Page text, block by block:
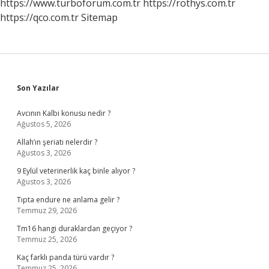
https://www.turboforum.com.tr https://rothys.com.tr
https://qco.com.trSitemap
Sidebar
Son Yazılar
Avcının Kalbi konusu nedir ?
Ağustos 5, 2026
Allah’ın şeriatı nelerdir ?
Ağustos 3, 2026
9 Eylül veterinerlik kaç binle alıyor ?
Ağustos 3, 2026
Tıpta endure ne anlama gelir ?
Temmuz 29, 2026
Tm16 hangi duraklardan geçiyor ?
Temmuz 25, 2026
Kaç farklı panda türü vardır ?